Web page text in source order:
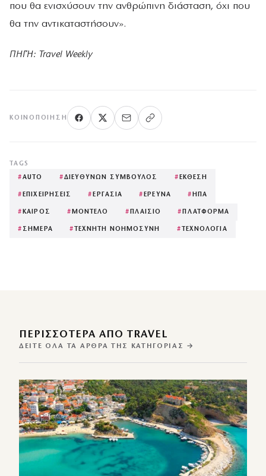
που θα ενισχύσουν την ανθρώπινη διάσταση, όχι που
θα την αντικαταστήσουν».
ΠΗΓΉ: Travel Weekly
ΚΟΙΝΟΠΟΊΗΣΗ
TAGS
#AUTO #ΔΙΕΥΘΥΝΩΝ ΣΥΜΒΟΥΛΟΣ #ΕΚΘΕΣΗ
#ΕΠΙΧΕΙΡΗΣΕΙΣ #ΕΡΓΑΣΙΑ #ΕΡΕΥΝΑ #ΗΠΑ
#ΚΑΙΡΟΣ #ΜΟΝΤΕΛΟ #ΠΛΑΙΣΙΟ #ΠΛΑΤΦΟΡΜΑ
# ΣΗΜΕΡΑ # ΤΕΧΝΗΤΗ ΝΟΗΜΟΣΥΝΗ # ΤΕΧΝΟΛΟΓΙΑ
ΠΕΡΙΣΣΌΤΕΡΑ ΑΠΌ TRAVEL
ΔΕΊΤΕ ΌΛΑ ΤΑ ΆΡΘΡΑ ΤΗΣ ΚΑΤΗΓΟΡΊΑΣ →